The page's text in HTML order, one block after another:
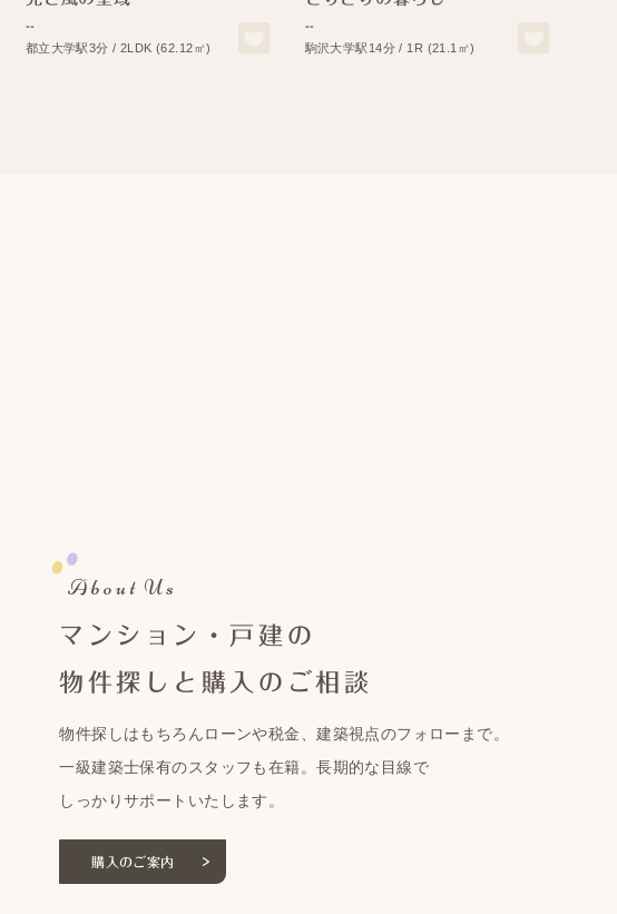
--
都立大学駅3分 / 2LDK (62.12㎡)
--
駒沢⼤学駅14分 / 1R (21.1㎡)
About Us
マンション・戸建の
物件探しと購入のご相談
物件探しはもちろんローンや税金、建築視点のフォローまで。
一級建築士保有のスタッフも在籍。長期的な目線で
しっかりサポートいたします。
購入のご案内